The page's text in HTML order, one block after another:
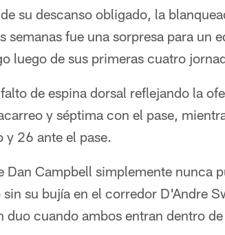
su descanso obligado, la
semanas fue una sorpresa para un
luego de sus primeras cuatro
de espina dorsal reflejando la
y séptima con el pase,
y 26 ante el pase.
Campbell simplemente nunca
su bujía en el corredor D'Andre
cuando ambos entran dentro